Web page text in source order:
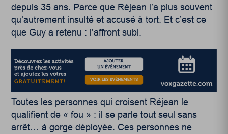
depuis 35 ans. Parce que Réjean l’a plus souvent
qu’autrement insulté et accusé à tort. Et c’est ce
que Guy a retenu : l’affront subi.
Toutes les personnes qui croisent Réjean le
qualifient de « fou » : il se parle tout seul sans
arrêt… à gorge déployée. Ces personnes ne